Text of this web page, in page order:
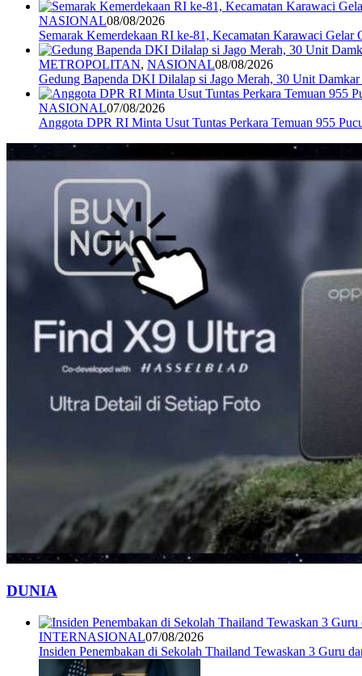
NASIONAL08/08/2026
Semarak Kemerdekaan RI ke-81, Kecamatan Karawaci Gelar
METROPOLITAN, NASIONAL08/08/2026
Gedung Bapenda DKI Dilalap si Jago Merah, 30 Unit
NASIONAL07/08/2026
Anggota DPR RI Minta Usut Tuntas Perkara Temuan 955
DUNIA
INTERNASIONAL07/08/2026
Insiden Penembakan di Sekolah Thailand Tewaskan 3 Guru